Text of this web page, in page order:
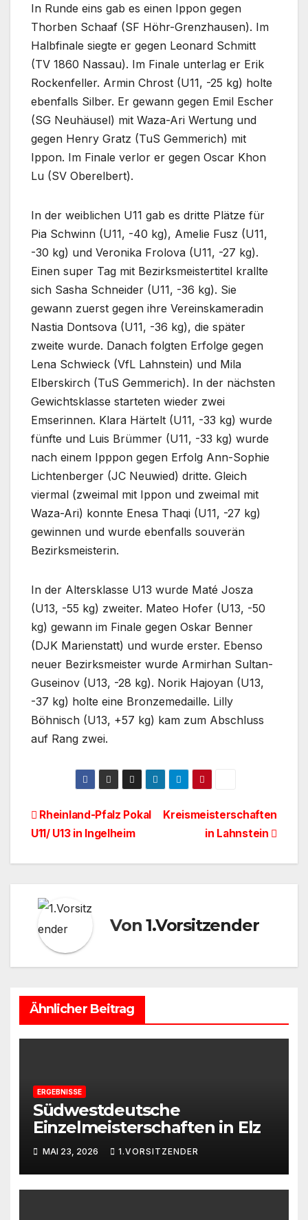
In Runde eins gab es einen Ippon gegen
Thorben Schaaf (SF Höhr-Grenzhausen). Im
Halbfinale siegte er gegen Leonard Schmitt
(TV 1860 Nassau). Im Finale unterlag er Erik
Rockenfeller. Armin Chrost (U11, -25 kg) holte
ebenfalls Silber. Er gewann gegen Emil Escher
(SG Neuhäusel) mit Waza-Ari Wertung und
gegen Henry Gratz (TuS Gemmerich) mit
Ippon. Im Finale verlor er gegen Oscar Khon
Lu (SV Oberelbert).
In der weiblichen U11 gab es dritte Plätze für
Pia Schwinn (U11, -40 kg), Amelie Fusz (U11,
-30 kg) und Veronika Frolova (U11, -27 kg).
Einen super Tag mit Bezirksmeistertitel krallte
sich Sasha Schneider (U11, -36 kg). Sie
gewann zuerst gegen ihre Vereinskameradin
Nastia Dontsova (U11, -36 kg), die später
zweite wurde. Danach folgten Erfolge gegen
Lena Schwieck (VfL Lahnstein) und Mila
Elberskirch (TuS Gemmerich). In der nächsten
Gewichtsklasse starteten wieder zwei
Emserinnen. Klara Härtelt (U11, -33 kg) wurde
fünfte und Luis Brümmer (U11, -33 kg) wurde
nach einem Ipppon gegen Erfolg Ann-Sophie
Lichtenberger (JC Neuwied) dritte. Gleich
viermal (zweimal mit Ippon und zweimal mit
Waza-Ari) konnte Enesa Thaqi (U11, -27 kg)
gewinnen und wurde ebenfalls souverän
Bezirksmeisterin.
In der Altersklasse U13 wurde Maté Josza
(U13, -55 kg) zweiter. Mateo Hofer (U13, -50
kg) gewann im Finale gegen Oskar Benner
(DJK Marienstatt) und wurde erster. Ebenso
neuer Bezirksmeister wurde Armirhan Sultan-
Guseinov (U13, -28 kg). Norik Hajoyan (U13,
-37 kg) holte eine Bronzemedaille. Lilly
Böhnisch (U13, +57 kg) kam zum Abschluss
auf Rang zwei.
Beitragsnavigation
Kreismeisterschaften
in Lahnstein
Rheinland-Pfalz Pokal
U11/ U13 in Ingelheim
Von1.Vorsitzender
Ähnlicher Beitrag
ERGEBNISSE
Südwestdeutsche
Einzelmeisterschaften in Elz
MAI 23, 2026 1.VORSITZENDER